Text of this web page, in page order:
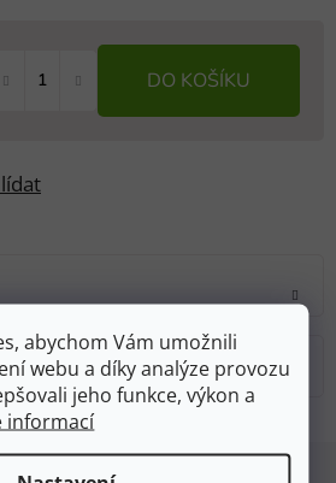
abychom Vám umožnili
webu a díky analýze provozu
jeho funkce, výkon a
informací
DO KOŠÍKU